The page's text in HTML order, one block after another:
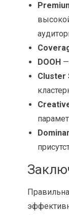
DOOH—
Cluster